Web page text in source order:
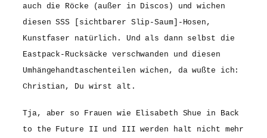
auch die Röcke (außer in Discos) und wichen
diesen SSS [sichtbarer Slip-Saum]-Hosen,
Kunstfaser natürlich. Und als dann selbst die
Eastpack-Rucksäcke verschwanden und diesen
Umhängehandtaschenteilen wichen, da wußte ich:
Christian, Du wirst alt.
Tja, aber so Frauen wie Elisabeth Shue in Back
to the Future II und III werden halt nicht mehr